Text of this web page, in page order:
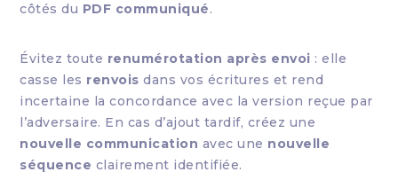
côtés du PDF communiqué.
Évitez toute renumérotation après envoi : elle
casse les renvois dans vos écritures et rend
incertaine la concordance avec la version reçue par
l’adversaire. En cas d’ajout tardif, créez une
nouvelle communication avec une nouvelle
séquence clairement identifiée.